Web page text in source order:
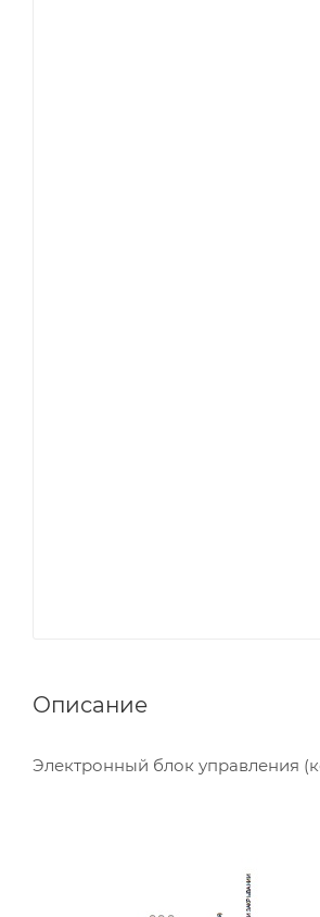
Описание
Электронный блок управления